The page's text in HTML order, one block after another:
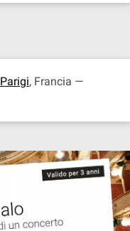
Parigi, Francia —